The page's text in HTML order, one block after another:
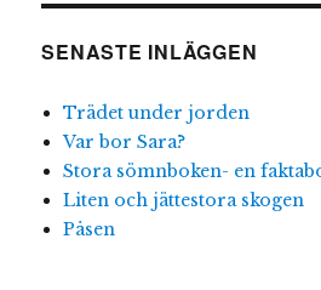
SENASTE INLÄGGEN
Trädet under jorden
Var bor Sara?
Stora sömnboken- en
Liten och jättestora skogen
Påsen